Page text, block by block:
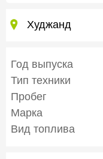
Худжанд
Год выпуска
Тип техники
Пробег
Марка
Вид топлива